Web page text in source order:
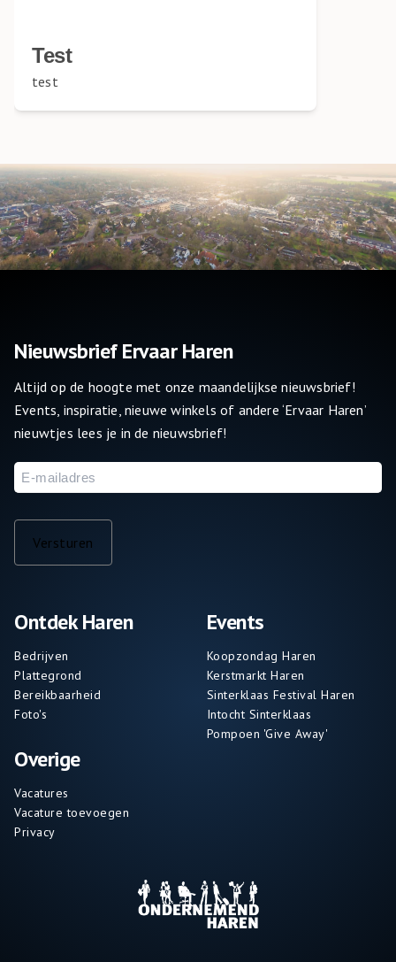
Test
test
Ontdek Haren
Bedrijven
Plattegrond
Bereikbaarheid
Foto's
Overige
Vacatures
Vacature toevoegen
Privacy
Events
Koopzondag Haren
Kerstmarkt Haren
Sinterklaas Festival Haren
Intocht Sinterklaas
Pompoen 'Give Away'
Nieuwsbrief Ervaar Haren
Altijd op de hoogte met onze maandelijkse nieuwsbrief!
Events, inspiratie, nieuwe winkels of andere ‘Ervaar Haren’
nieuwtjes lees je in de nieuwsbrief!
E-
mailadres
Versturen